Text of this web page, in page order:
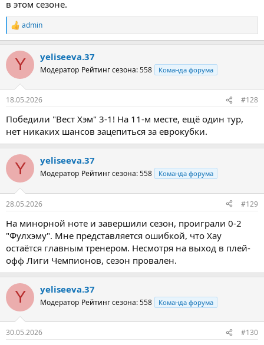
в этом сезоне.
Р
е
к
и
:
admin
Y yeliseeva.37
Модератор Рейтинг сезона: 558 Команда форума
18.05.2026 #128
Победили "Вест Хэм" 3-1! На 11-м месте, ещё один тур,
нет никаких шансов зацепиться за еврокубки.
Y yeliseeva.37
Модератор Рейтинг сезона: 558 Команда форума
28.05.2026 #129
На минорной ноте и завершили сезон, проиграли 0-2
"Фулхэму". Мне представляется ошибкой, что Хау
остаётся главным тренером. Несмотря на выход в плей-
офф Лиги Чемпионов, сезон провален.
Y yeliseeva.37
Модератор Рейтинг сезона: 558 Команда форума
30.05.2026 #130